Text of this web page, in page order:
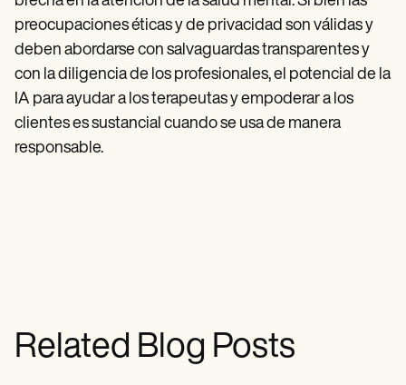
preocupaciones éticas y de privacidad son válidas y
deben abordarse con salvaguardas transparentes y
con la diligencia de los profesionales, el potencial de la
IA para ayudar a los terapeutas y empoderar a los
clientes es sustancial cuando se usa de manera
responsable.
Related Blog Posts